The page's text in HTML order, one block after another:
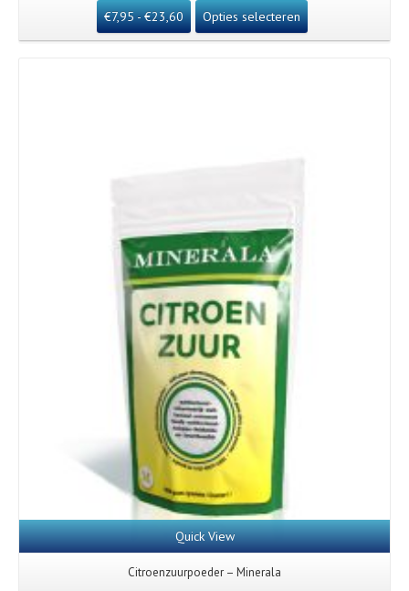
€7,95- €23,60 Opties selecteren
Quick View
Citroenzuurpoeder – Minerala